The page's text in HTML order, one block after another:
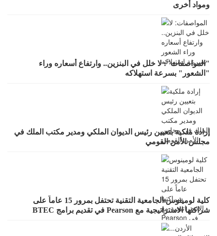
ومواد أخرى
"المواصفات": لا خلل في البنزين.. وارتفاع أسعاره وراء
"الشعور" بسرعة استهلاكه
إرادة ملكية بتعيين رئيس الديوان الملكي ومدير مكتب الملك في
مجلس الأمن القومي
كلية لومينوس الجامعية التقنية تحتفل بمرور 15 عاماً على
شراكتها الاستراتيجية مع Pearson في تقديم برامج BTEC